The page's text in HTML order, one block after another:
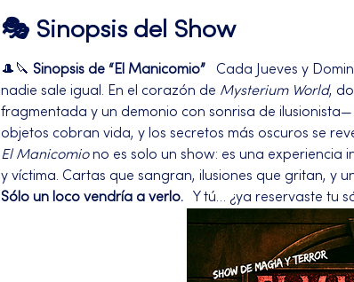
🎭 Sinopsis del Show
🎩🔪 Sinopsis de “El Manicomio” Cada Jueves y
nadie sale igual. En el corazón de Mysterium World,
fragmentada y un demonio con sonrisa de
objetos cobran vida, y los secretos más oscuros se
El Manicomio no es solo un show: es una experiencia
y víctima. Cartas que sangran, ilusiones que gritan,
Sólo un loco vendría a verlo. Y tú… ¿ya reservaste tu